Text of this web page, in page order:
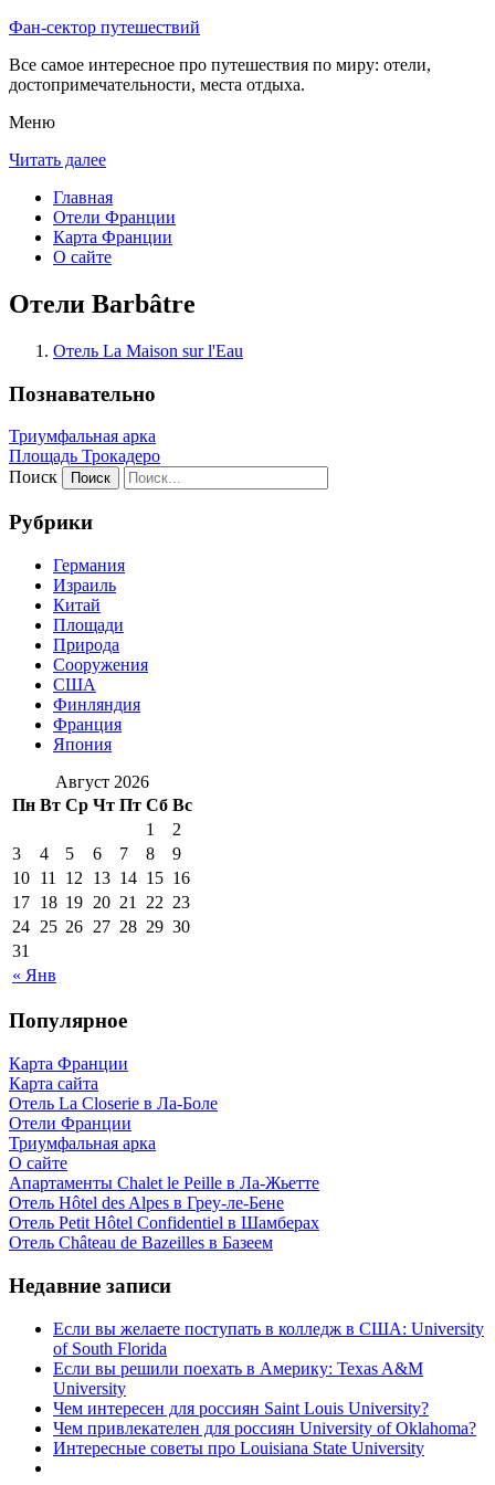
Фан-сектор путешествий
Все самое интересное про путешествия по миру: отели,
достопримечательности, места отдыха.
Меню
Читать далее
Главная
Отели Франции
Карта Франции
О сайте
Отели Barbâtre
Отель La Maison sur l'Eau
Познавательно
Триумфальная арка
Площадь Трокадеро
Поиск
Рубрики
Германия
Израиль
Китай
Площади
Природа
Сооружения
США
Финляндия
Франция
Япония
Август 2026
Пн Вт Ср Чт Пт Сб Вс
« Янв
1
2
3
4 5 6 7 8
9
10 11 12 13 14 15 16
17 18 19 20 21 22 23
24 25 26 27 28 29 30
31
Популярное
Карта Франции
Карта сайта
Отель La Closerie в Ла-Боле
Отели Франции
Триумфальная арка
О сайте
Апартаменты Chalet le Peille в Ла-Жьетте
Отель Hôtel des Alpes в Греу-ле-Бене
Отель Petit Hôtel Confidentiel в Шамберах
Отель Château de Bazeilles в Базеем
Недавние записи
Если вы желаете поступать в колледж в США: University
of South Florida
Если вы решили поехать в Америку: Texas A&M
University
Чем интересен для россиян Saint Louis University?
Чем привлекателен для россиян University of Oklahoma?
Интересные советы про Louisiana State University